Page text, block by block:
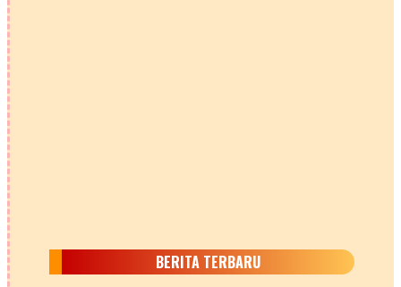
BERITA TERBARU